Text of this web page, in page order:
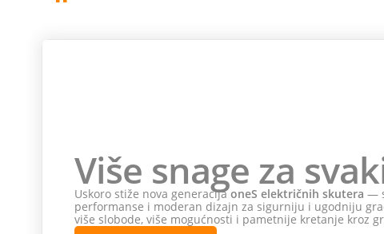
Više snage za
Uskoro stiže nova generacijaoneS električnih skutera —
performanse i moderan dizajn za sigurniju i ugodniju
više slobode, više mogućnosti i pametnije kretanje kroz